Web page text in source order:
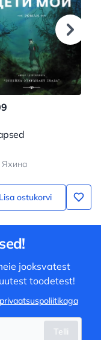
Яхина
Lisa ostukorvi
jooksvatest
toodetest!
privaatsuspoliitikaga
Telli